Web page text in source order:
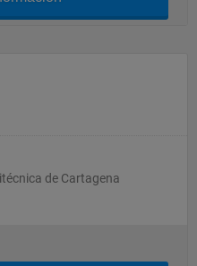
de Cartagena